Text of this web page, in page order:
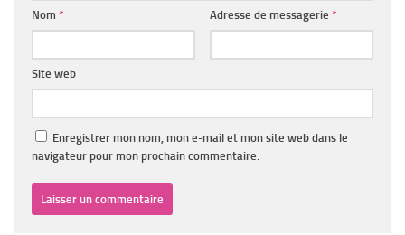
Nom * Adresse de messagerie *
Site web
Enregistrer mon nom, mon e-mail et mon site web dans le
navigateur pour mon prochain commentaire.